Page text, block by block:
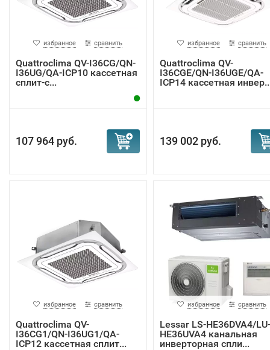
избранное сравнить
Quattroclima QV-I36CG/QN-
I36UG/QA-ICP10 кассетная
сплит-с...
107 964 руб.
избранное сравнить
Quattroclima QV-
I36CGE/QN-I36UGE/QA-
ICP14 кассетная
139 002 руб.
избранное сравнить
Quattroclima QV-
I36CG1/QN-I36UG1/QA-
ICP12 кассетная сплит...
избранное сравнить
Lessar LS-HE36DVA4/LU-
HE36UVA4 канальная
инверторная спли...